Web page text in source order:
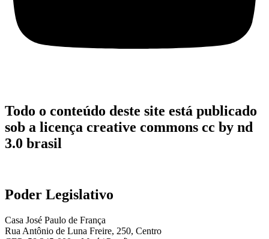
Todo o conteúdo deste site está publicado
sob a licença creative commons cc by nd
3.0 brasil
Poder Legislativo
Casa José Paulo de França
Rua Antônio de Luna Freire, 250, Centro